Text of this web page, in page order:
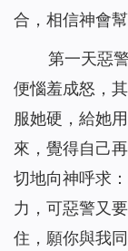
合，相信神會
第一天惡
便惱羞成怒，
服她硬，給她
來，覺得自己
切地向神呼求
力，可惡警又
住，願你與我